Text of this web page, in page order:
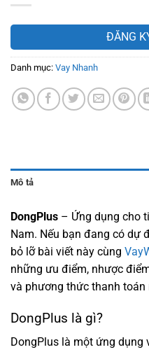
ĐĂNG
Danh mục: Vay Nhanh
Mô tả
DongPlus – Ứng dụng cho
Nam. Nếu bạn đang có dự
bỏ lỡ bài viết này cùng
những ưu điểm, nhược
và phương thức thanh toán
DongPlus là gì?
DongPlus là một ứng dụng